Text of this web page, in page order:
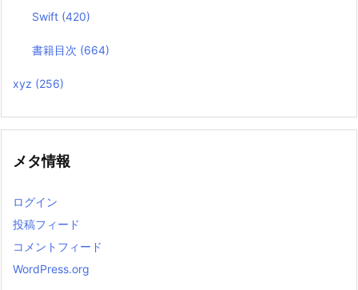
Swift (420)
書籍目次 (664)
xyz (256)
メタ情報
ログイン
投稿フィード
コメントフィード
WordPress.org